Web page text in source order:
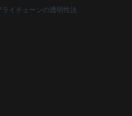
イチェーンの透明性法